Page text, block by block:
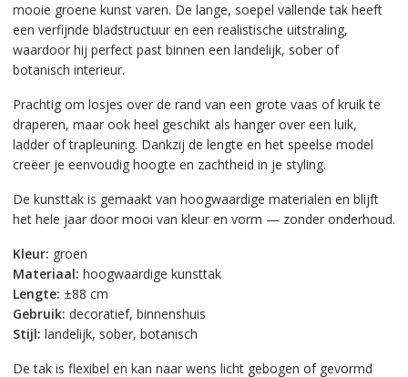
mooie groene kunst varen. De lange, soepel vallende tak heeft
een verfijnde bladstructuur en een realistische uitstraling,
waardoor hij perfect past binnen een landelijk, sober of
botanisch interieur.
Prachtig om losjes over de rand van een grote vaas of kruik te
draperen, maar ook heel geschikt als hanger over een luik,
ladder of trapleuning. Dankzij de lengte en het speelse model
creëer je eenvoudig hoogte en zachtheid in je styling.
De kunsttak is gemaakt van hoogwaardige materialen en blijft
het hele jaar door mooi van kleur en vorm — zonder onderhoud.
Kleur: groen
Materiaal: hoogwaardige kunsttak
Lengte: ±88 cm
Gebruik: decoratief, binnenshuis
Stijl: landelijk, sober, botanisch
De tak is flexibel en kan naar wens licht gebogen of gevormd